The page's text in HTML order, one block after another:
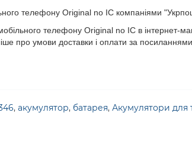
телефону Original no IC компаніями
телефону Original no IC в інтернет-
про умови доставки і оплати за
, акумулятор, батарея, Акумулятори для